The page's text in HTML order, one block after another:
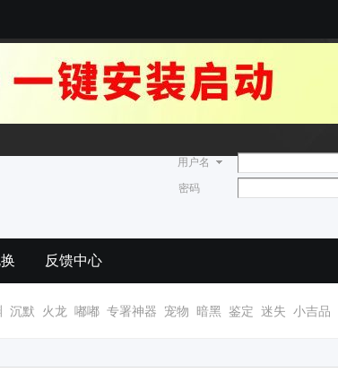
用户名
密码
反馈中心
沉默 火龙 嘟嘟 专署神器 宠物 暗黑 鉴定 迷失 小吉品